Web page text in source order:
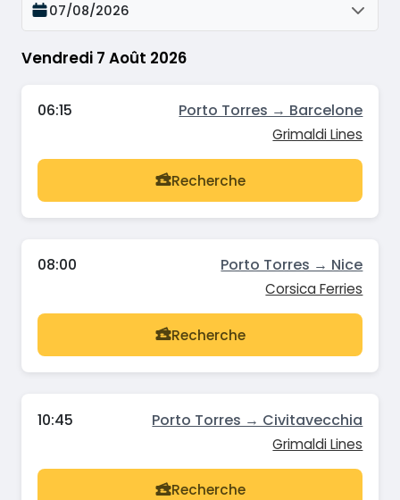
Vendredi 7 Août 2026
07/08/2026
06:15 Porto Torres → Barcelone
Grimaldi Lines
Recherche
08:00 Porto Torres → Nice
Corsica Ferries
Recherche
10:45 Porto Torres → Civitavecchia
Grimaldi Lines
Recherche